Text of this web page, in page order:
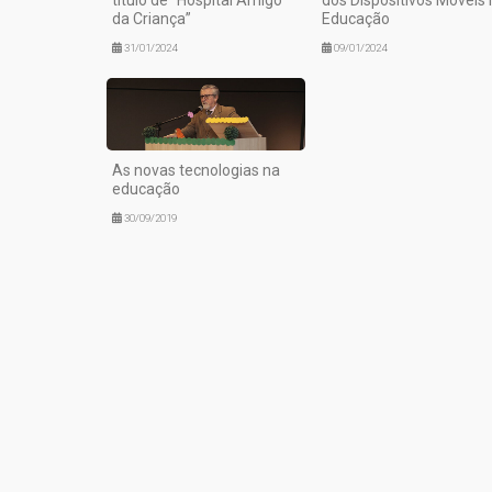
da Criança”
31/01/2024
Educação
09/01/2024
As novas tecnologias na
educação
30/09/2019